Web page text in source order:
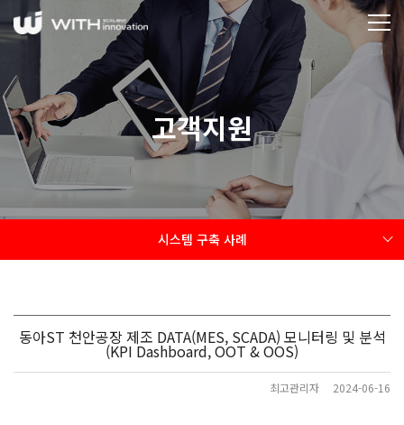
고객지원
시스템 구축 사례
동아ST 천안공장 제조 DATA(MES, SCADA) 모니터링 및 분석
(KPI Dashboard, OOT & OOS)
최고관리자 2024-06-16